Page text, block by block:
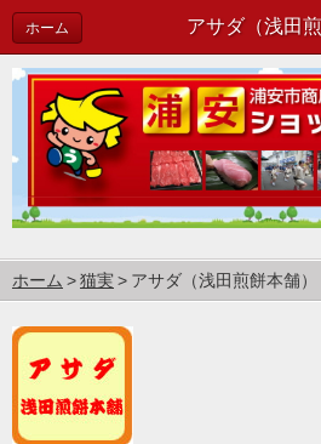
ホーム
ホーム 猫実 アサダ（浅田煎餅本舗）